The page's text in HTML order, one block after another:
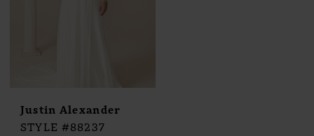
Justin Alexander
STYLE #88237